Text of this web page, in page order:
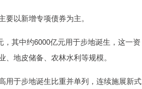
以新增专项债券为主。
其中约6000亿元用于步地诞生，这一资
地皮储备、农林水利等规模。
用于步地诞生比重并单列，连续施展新式